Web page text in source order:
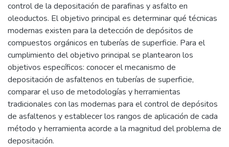
control de la depositación de parafinas y asfalto en
oleoductos. El objetivo principal es determinar qué técnicas
modernas existen para la detección de depósitos de
compuestos orgánicos en tuberías de superficie. Para el
cumplimiento del objetivo principal se plantearon los
objetivos específicos: conocer el mecanismo de
depositación de asfaltenos en tuberías de superficie,
comparar el uso de metodologías y herramientas
tradicionales con las modernas para el control de depósitos
de asfaltenos y establecer los rangos de aplicación de cada
método y herramienta acorde a la magnitud del problema de
depositación.